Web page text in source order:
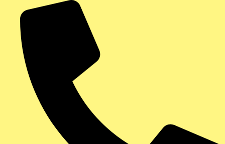
contenu